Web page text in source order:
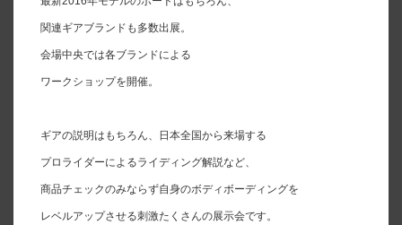
関連ギアブランドも多数出展。
会場中央では各ブランドによる
ワークショップを開催。
ギアの説明はもちろん、日本全国から来場する
プロライダーによるライディング解説など、
商品チェックのみならず自身のボディボーディングを
レベルアップさせる刺激たくさんの展示会です。